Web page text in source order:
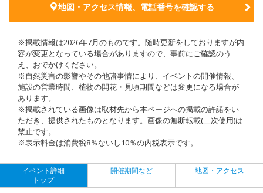
地図・アクセス情報、電話番号を確認する
※掲載情報は2026年7月のものです。随時更新をしておりますが内
容が変更となっている場合がありますので、事前にご確認のう
え、おでかけください。
※自然災害の影響やその他諸事情により、イベントの開催情報、
施設の営業時間、植物の開花・見頃期間などは変更になる場合が
あります。
※掲載されている画像は取材先から本ページへの掲載の許諾をい
ただき、提供されたものとなります。画像の無断転載(二次使用)は
禁止です。
※表示料金は消費税8％ないし10％の内税表示です。
イベント詳細
トップ
開催期間など 地図・アクセス